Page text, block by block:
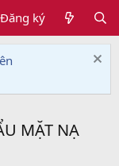
Đăng ký
MẶT NẠ